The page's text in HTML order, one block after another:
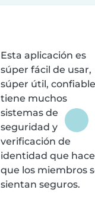
Esta aplicación es
súper fácil de usar,
súper útil,
tiene muchos
sistemas de
seguridad y
verificación de
identidad que
que los miembros
sientan seguros.